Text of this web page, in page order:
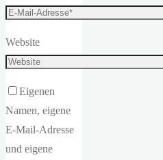
Website
Eigenen
Namen, eigene
E-Mail-Adresse
und eigene